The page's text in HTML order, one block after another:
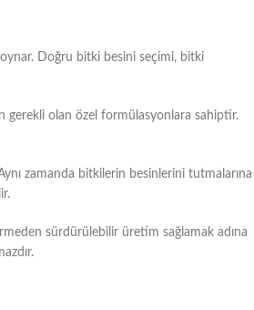
Doğru bitki besini seçimi, bitki
gerekli olan özel formülasyonlara sahiptir.
zamanda bitkilerin besinlerini tutmalarına
sürdürülebilir üretim sağlamak adına